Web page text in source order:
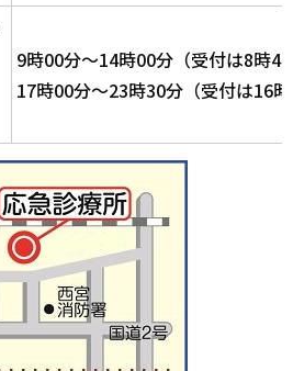
9時00分～14時00分（受付は8時
17時00分～23時30分（受付は16